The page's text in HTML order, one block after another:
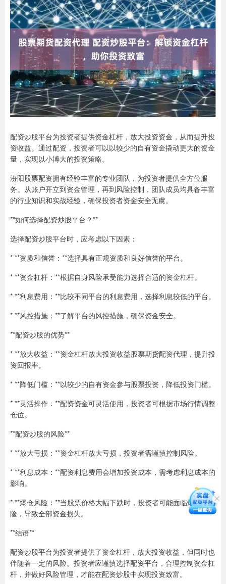
配资炒股平台为投资者提供资金杠杆，放大投资资金，从而提升投
资收益。通过配资，投资者可以以较少的自有资金撬动更大的资金
量，实现以小博大的投资策略。
汾阳股票配资拥有经验丰富的专业团队，为投资者提供全方位服
务。从账户开立到资金管理，再到风险控制，团队成员均具备丰富
的行业知识和实战经验，确保投资者资金安全无虞。
**如何选择配资炒股平台？**
选择配资炒股平台时，应考虑以下因素：
* **资质和信誉：**选择具有正规资质和良好信誉的平台。
* **资金杠杆：**根据自身风险承受能力选择合适的资金杠杆。
* **利息费用：**比较不同平台的利息费用，选择利息较低的平台。
* **风控措施：**了解平台的风控措施，确保资金安全。
**配资炒股的优势**
* **放大收益：**资金杠杆放大投资收益股票期货配资代理，提升投
资回报率。
* **降低门槛：**以较少的自有资金参与股票投资，降低投资门槛。
* **灵活操作：**配资资金可灵活使用，投资者可根据市场行情调整
仓位。
**配资炒股的风险**
* **放大亏损：**资金杠杆放大亏损，投资者需谨慎控制风险。
* **利息成本：**配资利息费用会增加投资成本，需考虑利息成本的
影响。
* **爆仓风险：**当股票价格大幅下跌时，投资者可能面临爆仓风
险，导致全部资金损失。
**结语**
配资炒股平台为投资者提供了资金杠杆，放大投资收益，但同时也
伴随着一定的风险。投资者应谨慎选择配资平台，合理控制资金杠
杆，并做好风险管理，才能在配资炒股中实现投资致富。